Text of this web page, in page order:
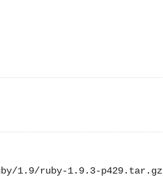
1.9/ruby-1.9.3-p429.tar.gz